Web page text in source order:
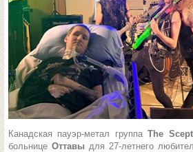
Канадская пауэр-метал группаThe
больнице Оттавы для 27-летнего